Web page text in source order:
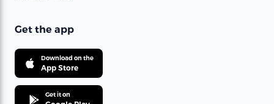
Get the app
Download on the
App Store
Get it on